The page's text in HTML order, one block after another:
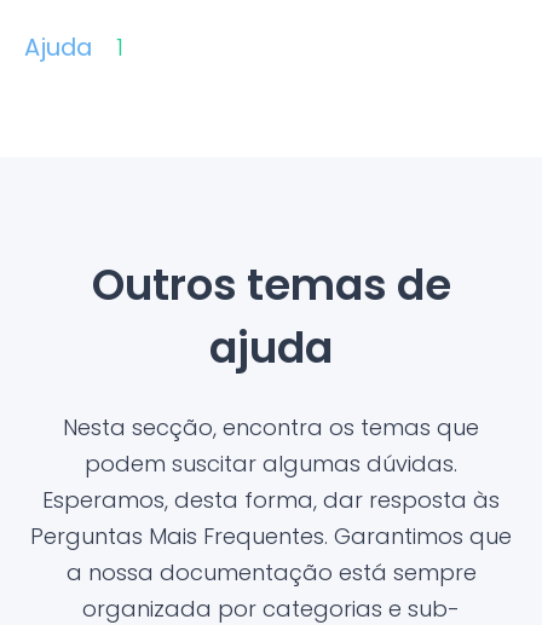
Ajuda
1
Outros temas de
ajuda
Nesta secção, encontra os temas que
podem suscitar algumas dúvidas.
Esperamos, desta forma, dar resposta às
Perguntas Mais Frequentes. Garantimos que
a nossa documentação está sempre
organizada por categorias e sub-